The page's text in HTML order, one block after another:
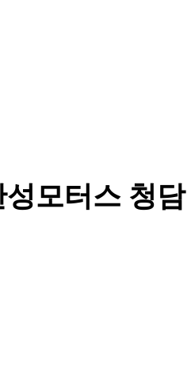
모터스 청담